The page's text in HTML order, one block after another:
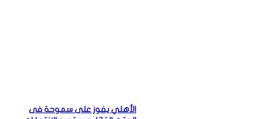
الأهلي يفوز على سموحة فى